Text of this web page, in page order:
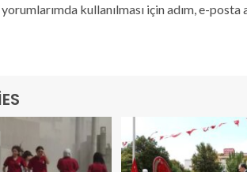
kullanılması için adım, e-